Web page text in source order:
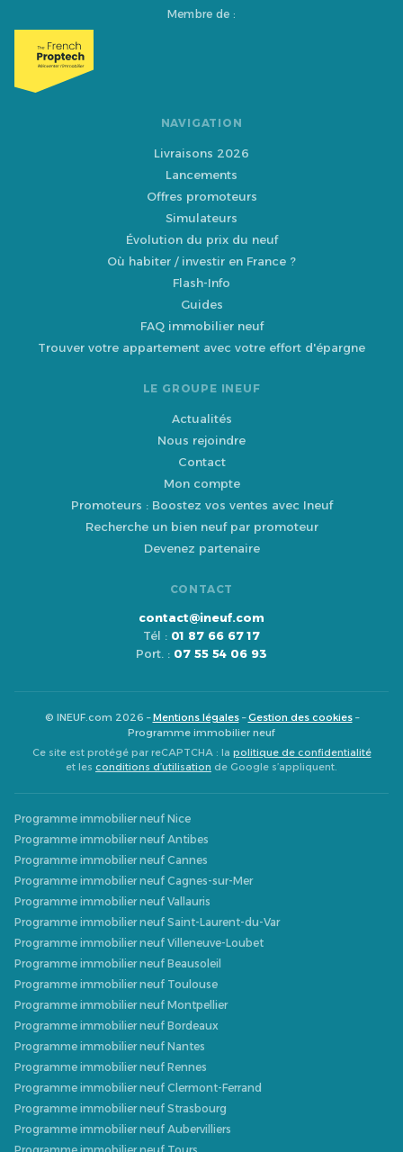
Membre de :
NAVIGATION
Livraisons 2026
Lancements
Offres promoteurs
Simulateurs
Évolution du prix du neuf
Où habiter / investir en France ?
Flash-Info
Guides
FAQ immobilier neuf
Trouver votre appartement avec votre effort d'épargne
LE GROUPE INEUF
Actualités
Nous rejoindre
Contact
Mon compte
Promoteurs : Boostez vos ventes avec Ineuf
Recherche un bien neuf par promoteur
Devenez partenaire
CONTACT
contact@ineuf.com
Tél : 01 87 66 67 17
Port. : 07 55 54 06 93
© INEUF.com 2026 –Mentions légales–Gestion des cookies–
Programme immobilier neuf
Ce site est protégé par reCAPTCHA : la politique de confidentialité
et les conditions d’utilisation de Google s’appliquent.
Programme immobilier neuf Nice
Programme immobilier neuf Antibes
Programme immobilier neuf Cannes
Programme immobilier neuf Cagnes-sur-Mer
Programme immobilier neuf Vallauris
Programme immobilier neuf Saint-Laurent-du-Var
Programme immobilier neuf Villeneuve-Loubet
Programme immobilier neuf Beausoleil
Programme immobilier neuf Toulouse
Programme immobilier neuf Montpellier
Programme immobilier neuf Bordeaux
Programme immobilier neuf Nantes
Programme immobilier neuf Rennes
Programme immobilier neuf Clermont-Ferrand
Programme immobilier neuf Strasbourg
Programme immobilier neuf Aubervilliers